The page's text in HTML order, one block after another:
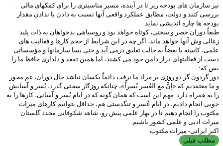
نیز سازمان های بودجه ریز تا در آینده، مسیر مناسبتری را برای کمکهای مالی
بررسی کنند و دولت، مطابق عملکرد واقعی آنها نسبت به دادن یا ندادن مقدار
بودجه ها چاره اندیشی نماید.
طبعاً دوران حصر و سختی، کوتاه خواهد بود و روسیاهی بدخواهان به ذات پلید
زغالی ‌وش آنها خواهد ماند، اگر چه در این شرایط از حجم کارها و فعالیت های
علمی، کاسته یا بعضاً به حالت تعلیق درمی آید و حتی بسا سازمانها و مؤسساتی
دست از فعالیتهای دراز دامن خود می کشند، اما همین تفقد و دلداری حافظ ما را
بس که:
دور گردون گر دو روزی بر مراد ما نرفت دائماً یکسان نباشد حال دوران، غم مخور
و ما معتقدیم که «اِنَّ مع العُسر یُسراً»، چنانکه روزگار سختی گذرد، یُسر و آسایش
را به همراه دارد. مهم این است که همان گونه که در ایام یُسر و آسانی، کارها را به
خوبی انجام دادیم، در ایام عُسر و تنگدستی هم، حداقل بتوانیم کارهای میراث
مکتوب را انجام دهیم تا در بهار علمی پیش رو، شاهد شکوفایی مجدد گلستان
میراث ادبی و علمی کشور باشیم.
اکبر ایرانی- میراث مکتوب
مطلب قبلی